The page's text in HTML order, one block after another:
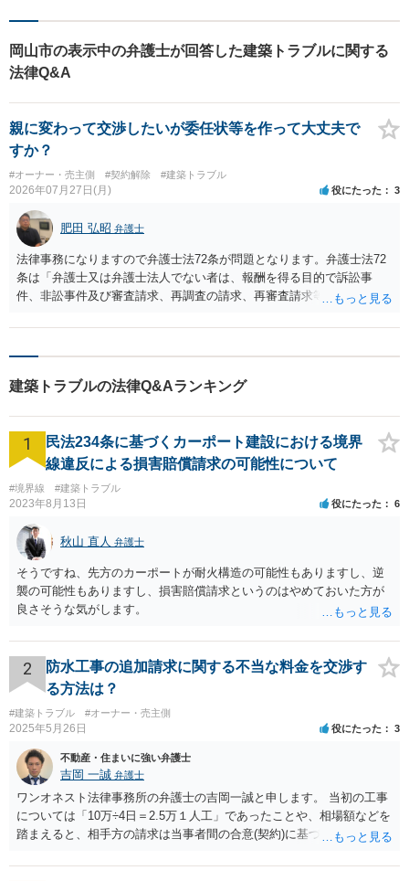
岡山市の表示中の弁護士が回答した建築トラブルに関する
法律Q&A
親に変わって交渉したいが委任状等を作って大丈夫で
すか？
#オーナー・売主側 #契約解除 #建築トラブル
2026年07月27日(月) 役にたった 3
肥田 弘昭 弁護士
法律事務になりますので弁護士法72条が問題となります。弁護士法72
条は「弁護士又は弁護士法人でない者は、報酬を得る目的で訴訟事
件、非訟事件及び審査請求、再調査の請求、再審査請求等行政庁に対
しくは和解その他の法律事務を取り扱い、又はこれらの周旋をするこ
目的がないのであれば適法です。なぜなら、弁護士法72条に違反しな
建築トラブルの法律Q&Aランキング
1
民法234条に基づくカーポート建設における境界
線違反による損害賠償請求の可能性について
#境界線 #建築トラブル
2023年8月13日 役にたった 6
秋山 直人 弁護士
そうですね、先方のカーポートが耐火構造の可能性もありますし、逆
襲の可能性もありますし、損害賠償請求というのはやめておいた方が
良さそうな気がします。
2
防水工事の追加請求に関する不当な料金を交渉す
る方法は？
#建築トラブル #オーナー・売主側
2025年5月26日 役にたった 3
不動産・住まいに強い弁護士
吉岡 一誠 弁護士
ワンオネスト法律事務所の弁護士の吉岡一誠と申します。 当初の工事
については「10万÷4日＝2.5万１人工」であったことや、相場額などを
踏まえると、相手方の請求は当事者間の合意(契約)に基づかない不当な
か支払う意向がない旨を伝えて、減額の交渉をすべきでしょう。 相手